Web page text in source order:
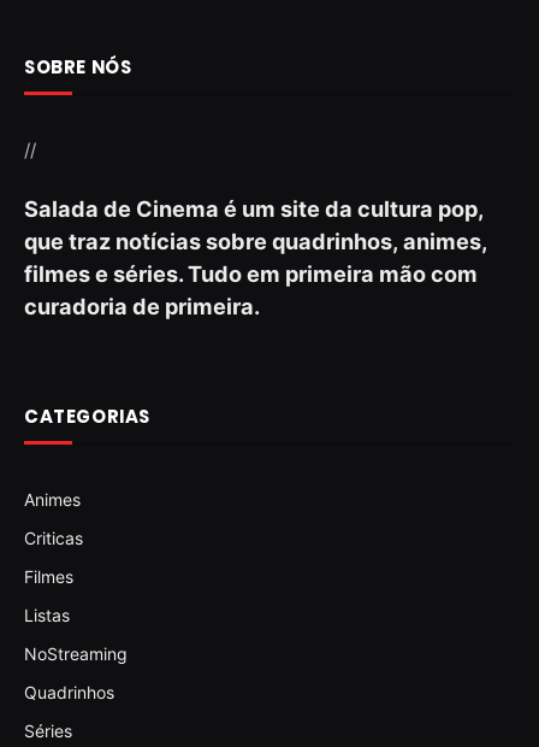
SOBRE NÓS
//
Salada de Cinema é um site da cultura pop,
que traz notícias sobre quadrinhos, animes,
filmes e séries. Tudo em primeira mão com
curadoria de primeira.
CATEGORIAS
Animes
Criticas
Filmes
Listas
NoStreaming
Quadrinhos
Séries